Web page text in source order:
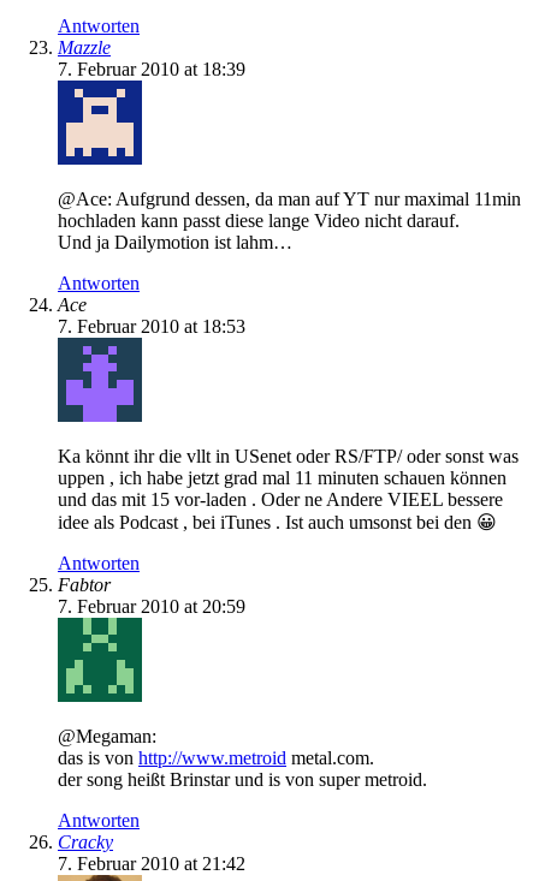
Antworten
Mazzle
7. Februar 2010 at 18:39
@Ace: Aufgrund dessen, da man auf YT nur maximal 11min
hochladen kann passt diese lange Video nicht darauf.
Und ja Dailymotion ist lahm…
Antworten
Ace
7. Februar 2010 at 18:53
Ka könnt ihr die vllt in USenet oder RS/FTP/ oder sonst was
uppen , ich habe jetzt grad mal 11 minuten schauen können
und das mit 15 vor-laden . Oder ne Andere VIEEL bessere
idee als Podcast , bei iTunes . Ist auch umsonst bei den 😀
Antworten
Fabtor
7. Februar 2010 at 20:59
@Megaman:
das is von http://www.metroid metal.com.
der song heißt Brinstar und is von super metroid.
Antworten
Cracky
7. Februar 2010 at 21:42